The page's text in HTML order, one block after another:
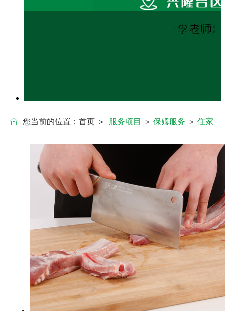
您当前的位置： 首页 > 服务项目 > 保姆服务 > 住家